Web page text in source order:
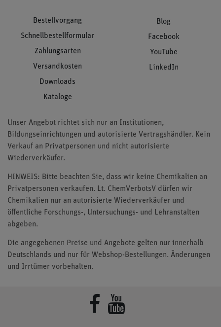
Bestellvorgang
Schnellbestellformular
Zahlungsarten
Versandkosten
Downloads
Kataloge
Blog
Facebook
YouTube
LinkedIn
Unser Angebot richtet sich nur an Institutionen,
Bildungseinrichtungen und autorisierte Vertragshändler. Kein
Verkauf an Privatpersonen und nicht autorisierte
Wiederverkäufer.
HINWEIS: Bitte beachten Sie, dass wir keine Chemikalien an
Privatpersonen verkaufen. Lt. ChemVerbotsV dürfen wir
Chemikalien nur an autorisierte Wiederverkäufer und
öffentliche Forschungs-, Untersuchungs- und Lehranstalten
abgeben.
Die angegebenen Preise und Angebote gelten nur innerhalb
Deutschlands und nur für Webshop-Bestellungen. Änderungen
und Irrtümer vorbehalten.